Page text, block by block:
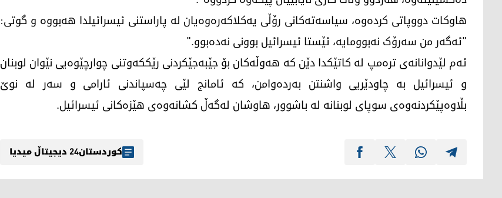
هاوکات دووپاتی کردەوە، سیاسەتەکانی رۆڵی یەکلاکەرەوەیان لە پاراستنی ئیسرائیلدا هەبووە و گوتی:
"ئەگەر من سەرۆک نەبوومایە، ئێستا ئیسرائیل بوونی نەدەبوو."
ئەم لێدوانانەی ترەمپ لە کاتێکدا دێن کە هەوڵەکان بۆ جێبەجێکردنی رێککەوتنی چوارچێوەیی نێوان لوبنان
و ئیسرائیل بە چاودێریی واشنتن بەردەوامن، کە ئامانج لێی چەسپاندنی ئارامی و سەر لە نوێ
بڵاوەپێکردنەوەی سوپای لوبنانە لە باشوور، هاوشان لەگەڵ کشانەوەی هێزەکانی ئیسرائیل.
کوردستان24 دیجیتاڵ میدیا